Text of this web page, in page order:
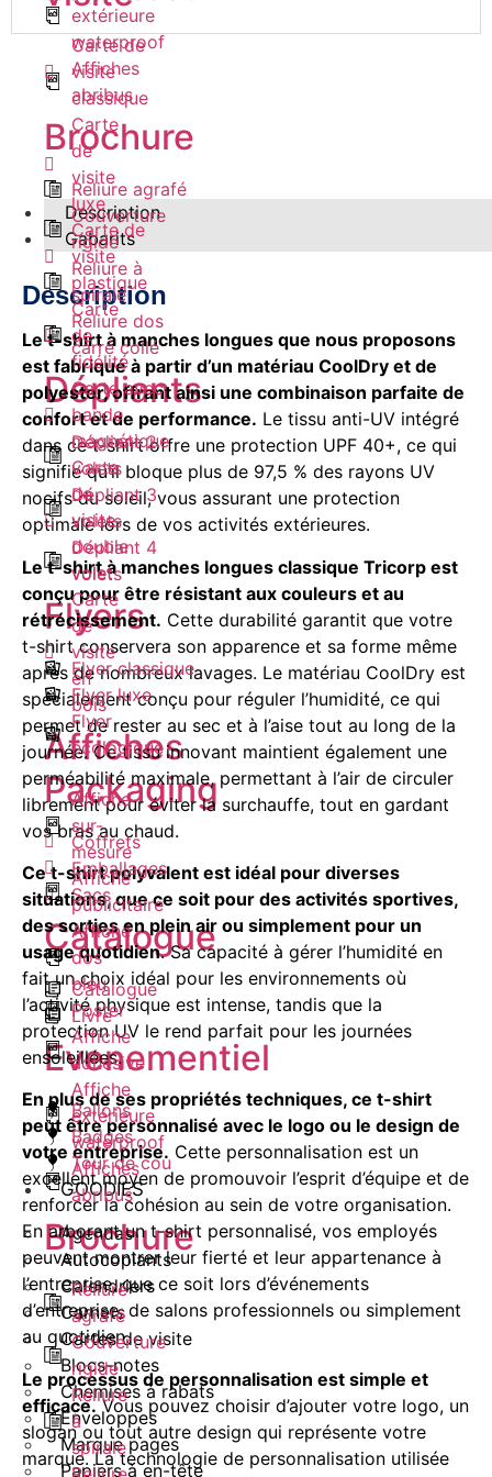
extérieure
waterproof
Affiches
abribus
Brochure
Reliure agrafé
Couverture
rigide
Reliure à
spirale
Reliure dos
carré collé
Dépliants
Dépliant 2
volets
Dépliant 3
volets
Dépliant 4
volets
Flyers
Flyer classique
Flyer luxe
Flyer
écologique
Packaging
Coffrets
Emballages
Sacs
Catalogue
Catalogue
Livre
Evenementiel
Ballons
Badges
Tour de cou
GOODIES
Agendas
Autocopiants
Calendriers
Carnets
Cartes de visite
Blocs-notes
Chemises à rabats
Enveloppes
Marque pages
Papiers à en-tête
Carte de
visite
classique
Carte
de
visite
luxe
Carte de
visite
plastique
Carte
de
fidélité
Carte avec
bande
magnétique
Carte
de
visite
double
volet
Carte
de
visite
en
bois
Affiches
Affiche
sur-
mesure
Affiche
publicitaire
Affiche
dos
bleu
Poster
Affiche
adhésive
Affiche
extérieure
waterproof
Affiches
abribus
Brochure
Reliure
agrafé
Couverture
rigide
Reliure
à
spirale
Description
Gabarits
Description
Le t-shirt à manches longues que nous proposons
est fabriqué à partir d’un matériau CoolDry et de
polyester, offrant ainsi une combinaison parfaite de
confort et de performance. Le tissu anti-UV intégré
dans ce t-shirt offre une protection UPF 40+, ce qui
signifie qu’il bloque plus de 97,5 % des rayons UV
nocifs du soleil, vous assurant une protection
optimale lors de vos activités extérieures.
Le t-shirt à manches longues classique Tricorp est
conçu pour être résistant aux couleurs et au
rétrécissement. Cette durabilité garantit que votre
t-shirt conservera son apparence et sa forme même
après de nombreux lavages. Le matériau CoolDry est
spécialement conçu pour réguler l’humidité, ce qui
permet de rester au sec et à l’aise tout au long de la
journée. Ce tissu innovant maintient également une
perméabilité maximale, permettant à l’air de circuler
librement pour éviter la surchauffe, tout en gardant
vos bras au chaud.
Ce t-shirt polyvalent est idéal pour diverses
situations, que ce soit pour des activités sportives,
des sorties en plein air ou simplement pour un
usage quotidien. Sa capacité à gérer l’humidité en
fait un choix idéal pour les environnements où
l’activité physique est intense, tandis que la
protection UV le rend parfait pour les journées
ensoleillées.
En plus de ses propriétés techniques, ce t-shirt
peut être personnalisé avec le logo ou le design de
votre entreprise. Cette personnalisation est un
excellent moyen de promouvoir l’esprit d’équipe et de
renforcer la cohésion au sein de votre organisation.
En arborant un t-shirt personnalisé, vos employés
peuvent montrer leur fierté et leur appartenance à
l’entreprise, que ce soit lors d’événements
d’entreprise, de salons professionnels ou simplement
au quotidien.
Le processus de personnalisation est simple et
efficace.Vous pouvez choisir d’ajouter votre logo, un
slogan ou tout autre design qui représente votre
marque. La technologie de personnalisation utilisée